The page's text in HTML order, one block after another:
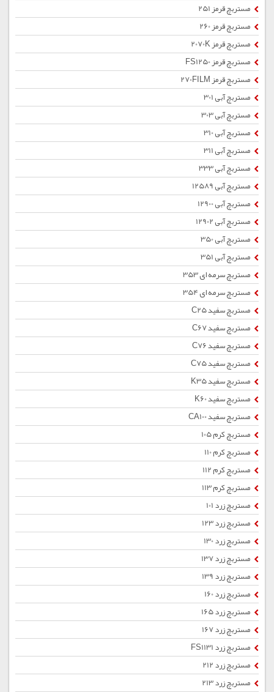
مستربچ قرمز 251
مستربچ قرمز 260
مستربچ قرمز 2070K
مستربچ قرمز FS1250
مستربچ قرمز 270FILM
مستربچ آبی 301
مستربچ آبی 303
مستربچ آبی 310
مستربچ آبی 311
مستربچ آبی 333
مستربچ آبی 12589
مستربچ آبی 12900
مستربچ آبی 12902
مستربچ آبی 350
مستربچ آبی 351
مستربچ سرمه ای 353
مستربچ سرمه ای 354
مستربچ سفید C25
مستربچ سفید C67
مستربچ سفید C76
مستربچ سفید C75
مستربچ سفید K35
مستربچ سفید K60
مستربچ سفید CA100
مستربچ کرم 105
مستربچ کرم 110
مستربچ کرم 112
مستربچ کرم 113
مستربچ زرد 101
مستربچ زرد 123
مستربچ زرد 130
مستربچ زرد 137
مستربچ زرد 139
مستربچ زرد 160
مستربچ زرد 165
مستربچ زرد 167
مستربچ زرد FS1131
مستربچ زرد 212
مستربچ زرد 213